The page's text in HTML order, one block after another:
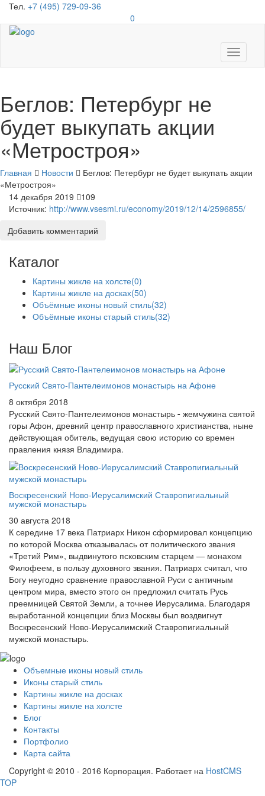
Тел. +7 (495) 729-09-36
0
Toggle
Беглов: Петербург не
будет выкупать акции
«Метростроя»
Главная Новости
Беглов: Петербург не будет выкупать акции
«Метростроя»
14 декабря 2019
109
Источник: http://www.vsesmi.ru/economy/2019/12/14/2596855/
Добавить комментарий
Каталог
Картины жикле на холсте(0)
Картины жикле на досках(50)
Объёмные иконы новый стиль(32)
Объёмные иконы старый стиль(32)
Наш Блог
Русский Свято-Пантелеимонов монастырь на Афоне
8 октября 2018
Русский Свято-Пантелеимонов монастырь - жемчужина святой
горы Афон, древний центр православного христианства, ныне
действующая обитель, ведущая свою историю со времен
правления князя Владимира.
Воскресенский Ново-Иерусалимский Ставропигиальный
мужской монастырь
30 августа 2018
К середине 17 века Патриарх Никон сформировал концепцию
по которой Москва отказывалась от политического звания
«Третий Рим», выдвинутого псковским старцем — монахом
Филофеем, в пользу духовного звания. Патриарх считал, что
Богу неугодно сравнение православной Руси с античным
центром мира, вместо этого он предложил считать Русь
преемницей Святой Земли, а точнее Иерусалима. Благодаря
выработанной концепции близ Москвы был воздвигнут
Воскресенский Ново-Иерусалимский Ставропигиальный
мужской монастырь.
Объемные иконы новый стиль
Иконы старый стиль
Картины жикле на досках
Картины жикле на холсте
Блог
Контакты
Портфолио
Карта сайта
Copyright © 2010 - 2016 Корпорация. Работает на HostCMS
TOP